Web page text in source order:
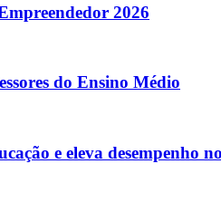
2026
do Ensino Médio
e eleva desempenho